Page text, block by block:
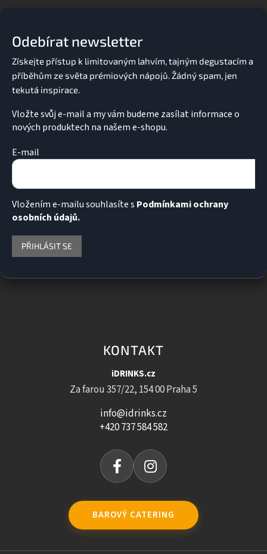
Odebírat newsletter
Vložte svůj e-mail a my vám budeme zasílat informace o
nových produktech na našem e-shopu.
E-mail
Vložením e-mailu souhlasíte s Podmínkami ochrany
osobních údajů.
PŘIHLÁSIT SE
KONTAKT
iDRINKS.cz
Za farou 357/22, 154 00 Praha 5
info@idrinks.cz
+420 737 584 582
BAROVÝ CATERING